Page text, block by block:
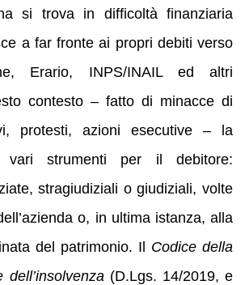
si trova in difficoltà finanziaria
a far fronte ai propri debiti verso
Erario, INPS/INAIL ed altri
contesto – fatto di minacce di
protesti, azioni esecutive – la
vari strumenti per il debitore:
stragiudiziali o giudiziali, volte
o, in ultima istanza, alla
del patrimonio. Il Codice della
dell’insolvenza (D.Lgs. 14/2019, e